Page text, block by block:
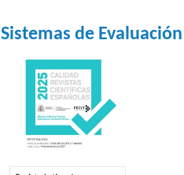
Sistemas de Evaluación